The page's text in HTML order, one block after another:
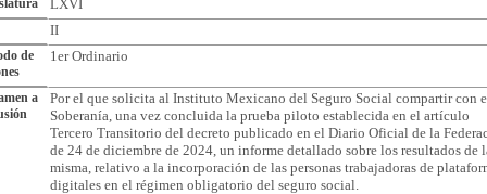
LXVI
II
de
1er Ordinario
a
Por el que solicita al Instituto Mexicano del Seguro Social compartir con
Soberanía, una vez concluida la prueba piloto establecida en el artículo
Tercero Transitorio del decreto publicado en el Diario Oficial de la
de 24 de diciembre de 2024, un informe detallado sobre los resultados de
misma, relativo a la incorporación de las personas trabajadoras de
digitales en el régimen obligatorio del seguro social.